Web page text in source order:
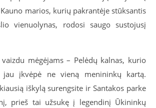
marios, kurių pakrantėje stūksantis
vienuolynas, rodosi saugo sustojusį
mėgėjams – Pelėdų kalnas, kurio
jau įkvėpė ne vieną menininkų kartą.
iškylą surengsite ir Santakos parke
prieš tai užsukę į legendinį Ūkininkų